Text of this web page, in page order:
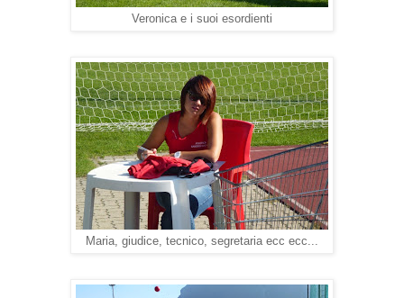
Veronica e i suoi esordienti
Maria, giudice, tecnico, segretaria ecc ecc...